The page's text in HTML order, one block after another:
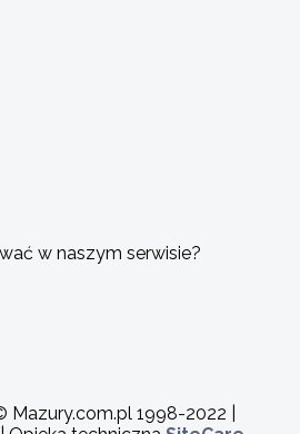
w naszym serwisie?
Mazury.com.pl 1998-2022 |